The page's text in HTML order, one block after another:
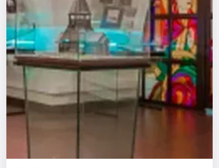
Города
Площадки
Артисты
Рейтинги